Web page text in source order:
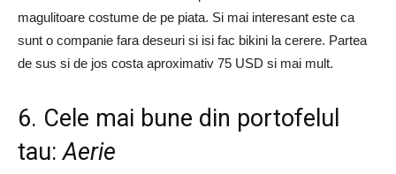
magulitoare costume de pe piata. Si mai interesant este ca
sunt o companie fara deseuri si isi fac bikini la cerere. Partea
de sus si de jos costa aproximativ 75 USD si mai mult.
6. Cele mai bune din portofelul
tau:Aerie